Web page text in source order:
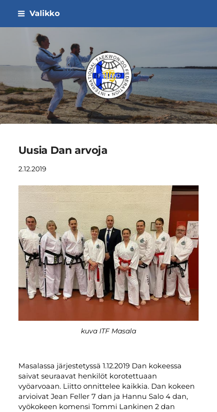
Siirry
sisältöön
Valikko
ITF Taekwon-do Liitto ry
Uusia Dan arvoja
2.12.2019
kuva ITF Masala
Masalassa järjestetyssä 1.12.2019 Dan kokeessa
saivat seuraavat henkilöt korotettuaan
vyöarvoaan. Liitto onnittelee kaikkia. Dan kokeen
arvioivat Jean Feller 7 dan ja Hannu Salo 4 dan,
vyökokeen komensi Tommi Lankinen 2 dan